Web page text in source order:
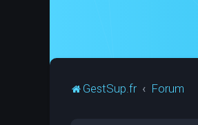
GestSup.fr Forum